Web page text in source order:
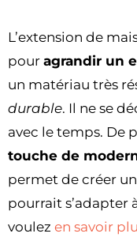
L’extension de
pour agrandir un
un matériau très
durable. Il ne se
avec le temps. De
touche de
permet de créer
pourrait s’adapter
voulez en savoir